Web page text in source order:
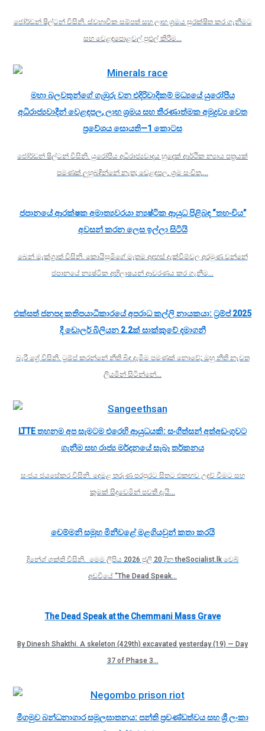
ජෝර්ඩන් ෂිල්ටන් විසිනි. ස්වභාවික සම්පත් සහ ලාභ ශ්‍රමය සුරක්ෂිත කර ගැනීමට
සහ වෙළඳපොළවල් පුළුල් කිරීම…
මහා බලවතුන්ගේ ගැඹුරු වන එදිරිවාදිකම් මධ්‍යයේ යුරෝපීය
අධිරාජ්‍යවාදීන් වෙළඳපල, ලාභ ශ්‍රමය සහ තීරණාත්මක අමුද්‍රව්‍ය වෙත
ප්‍රවේශය සොයති—1 කොටස
ජෝර්ඩන් ෂිල්ටන් විසිනි. යුරෝපීය අධිරාජ්‍යවාදය හුදෙක් ආර්ථික න්‍යාය පත්‍රයක්
පමණක් ලුහුබඳින්නේ නැත; වෙළඳපල, ශ්‍රම සංචිත,…
ජපානයේ ආරක්ෂක අමාත්‍යවරයා න්‍යෂ්ටික ආයුධ පිළිබඳ “තහංචිය”
අවසන් කරන ලෙස ඉල්ලා සිටියි
බෙන් මැක්ග්‍රාත් විසිනි. කොයිසුමිගේ මෑතම අදහස් දැක්වීම්වල අරමුණ වන්නේ
ජපානයේ න්‍යෂ්ටික අභිලාෂයන් ආවරණය කර ගැනීම…
එක්සත් ජනපද කතිපයාධිකාරයේ අපරාධ කල්ලි නායකයා: ට්‍රම්ප් 2025
දී ඩොලර් බිලියන 2.2ක් සාක්කුවේ දමාගනී
බැරී ග්‍රේ විසිනි. ට්‍රම්ප් කරන්නේ නීති බිඳ දැමීම පමණක් නොවේ; ඔහු නීති නැවත
ලියමින් සිටින්නේ…
LTTE තහනම අප සැමටම එරෙහි ආයුධයකි: සංගීත්සන් අත්අඩංගුවට
ගැනීම සහ රාජ්‍ය මර්දනයේ සැබෑ තර්කනය
සංජය ජයසේකර විසිනි. දෙමළ තරුණ පරපුරට සිතට එකඟව උදව් වීමට සහ
කුමක් සිදුවෙමින් පවතී දැයි…
චෙම්මනි සමූහ මිනීවළේ මළගියවුන් කතා කරයි
දිනේශ් ශක්ති විසිනි. මෙම ලිපිය 2026 ජුලි 20 දින theSocialist.lk වෙබ්
අඩවියේ “The Dead Speak…
The Dead Speak at the Chemmani Mass Grave
By Dinesh Shakthi. A skeleton (429th) excavated yesterday (19) — Day
37 of Phase 3…
මීගමුව බන්ධනාගාර සමූලඝාතනය: පන්ති ප්‍රචණ්ඩත්වය සහ ශ්‍රී ලංකා